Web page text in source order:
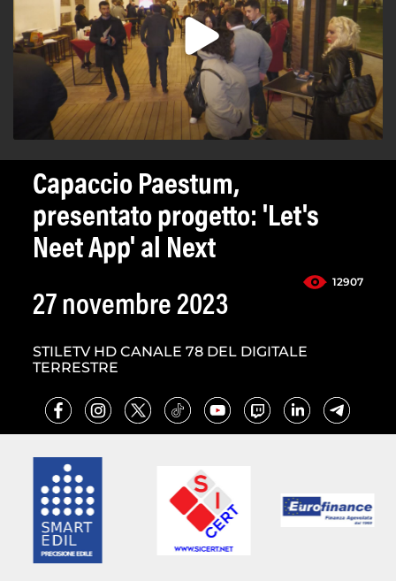
Capaccio Paestum,
presentato progetto: 'Let's
Neet App' al Next
12907
27 novembre 2023
STILETV HD CANALE 78 DEL DIGITALE
TERRESTRE